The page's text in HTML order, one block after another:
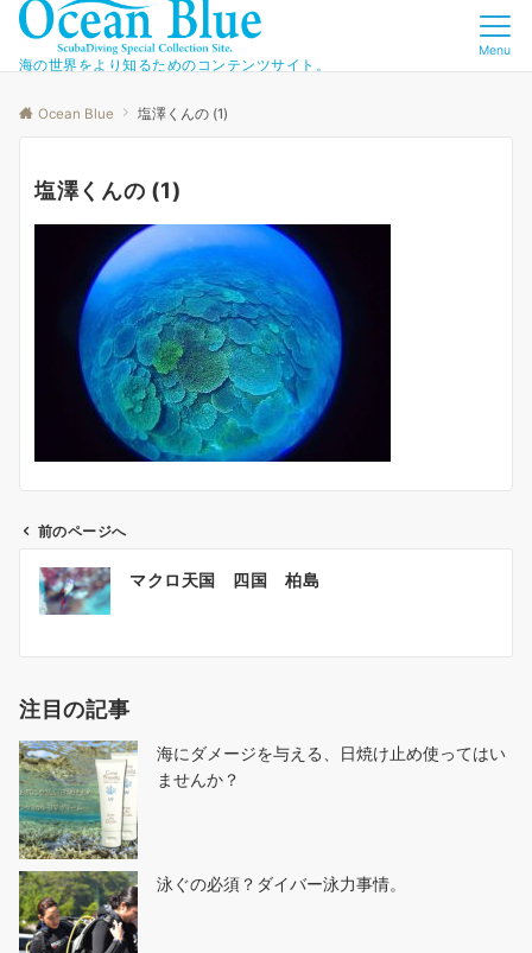
海の世界をより知るためのコンテンツサイト。
Menu
Ocean Blue 塩澤くんの (1)
塩澤くんの (1)
ビ
ー
シ
ョ
ン
前のページへ
マクロ天国 四国 柏島
注目の記事
海にダメージを与える、日焼け止め使ってはい
ませんか？
泳ぐの必須？ダイバー泳力事情。